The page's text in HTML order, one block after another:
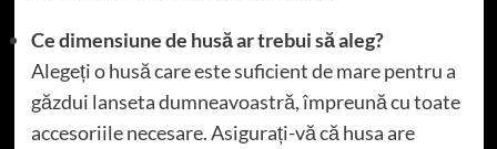
Ce dimensiune de husă ar trebui să aleg?
Alegeți o husă care este suficient de mare pentru a
găzdui lanseta dumneavoastră, împreună cu toate
accesoriile necesare. Asigurați-vă că husa are